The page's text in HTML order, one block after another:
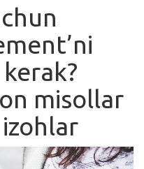
misollar